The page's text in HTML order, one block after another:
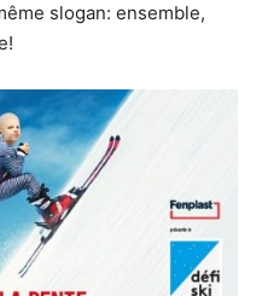
slogan: ensemble,